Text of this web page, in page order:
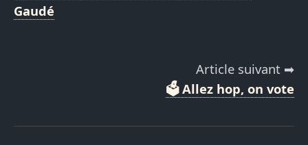
Gaudé
Article suivant ➡
🗳️ Allez hop, on vote